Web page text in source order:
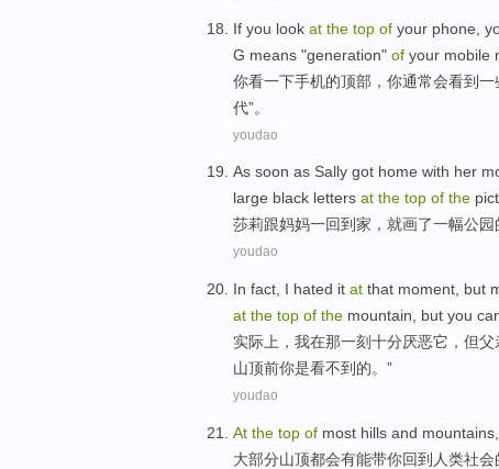
If you look at the top of your phone,
G means "generation" of your mobile
你看一下手机的顶部，你通常会看到
代”。
youdao
As soon as Sally got home with her
large black letters at the top of the
莎莉跟妈妈一回到家，就画了一幅公
youdao
In fact, I hated it at that moment, but
at the top of the mountain, but you
实际上，我在那一刻十分厌恶它，但
山顶前你是看不到的。”
youdao
At the top of most hills and mountains,
大部分山顶都会有能带你回到 人类社会